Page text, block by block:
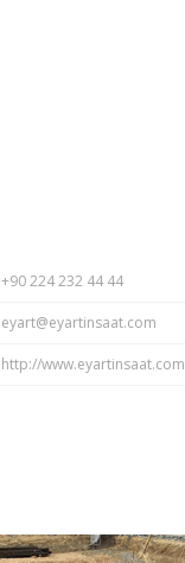
+90 224 232 44 44
eyart@eyartinsaat.com
http://www.eyartinsaat.com